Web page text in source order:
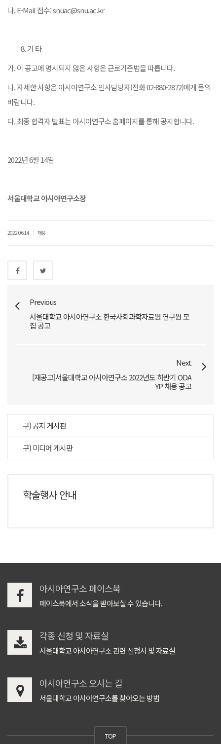
나. E-Mail 접수: snuac@snu.ac.kr
기 타
가. 이 공고에 명시되지 않은 사항은 근로기준법을 따릅니다.
나. 자세한 사항은 아시아연구소 인사담당자(전화 02-880-2872)에게 문의
바랍니다.
다. 최종 합격자 발표는 아시아연구소 홈페이지를 통해 공지합니다.
2022년 6월 14일
서울대학교 아시아연구소장
2022-06-14 채용
Previous
서울대학교 아시아연구소 한국사회과학자료원 연구원 모
집 공고
Next
[재공고]서울대학교 아시아연구소 2022년도 하반기 ODA
YP 채용 공고
구) 공지 게시판
구) 미디어 게시판
학술행사 안내
아시아연구소 페이스북
페이스북에서 소식을 받아보실 수 있습니다.
각종 신청 및 자료실
서울대학교 아시아연구소 관련 신청서 및 자료실
아시아연구소 오시는 길
서울대학교 아시아연구소를 찾아오는 방법
TOP